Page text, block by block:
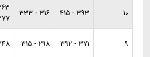
10
393 - 415
316 - 333
9
371 - 392
298 - 315
- 262